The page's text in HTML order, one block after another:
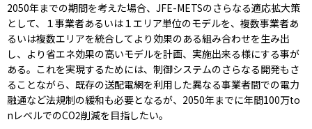
2050年までの期間を考えた場合、JFE-METSのさらなる適応拡大策
として、１事業者あるいは１エリア単位のモデルを、複数事業者あ
るいは複数エリアを統合してより効果のある組み合わせを生み出
し、より省エネ効果の高いモデルを計画、実施出来る様にする事が
ある。これを実現するためには、制御システムのさらなる開発もさ
ることながら、既存の送配電網を利用した異なる事業者間での電力
融通など法規制の緩和も必要となるが、2050年までに年間100万to
nレベルでのCO2削減を目指したい。